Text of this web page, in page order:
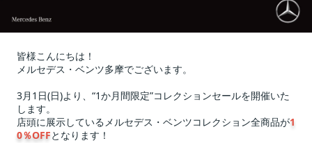
皆様こんにちは！
メルセデス・ベンツ多摩でございます。
3月1日(日)より、“1か月間限定”コレクションセールを開催いた
します。
店頭に展示しているメルセデス・ベンツコレクション全商品が1
0％OFFとなります！